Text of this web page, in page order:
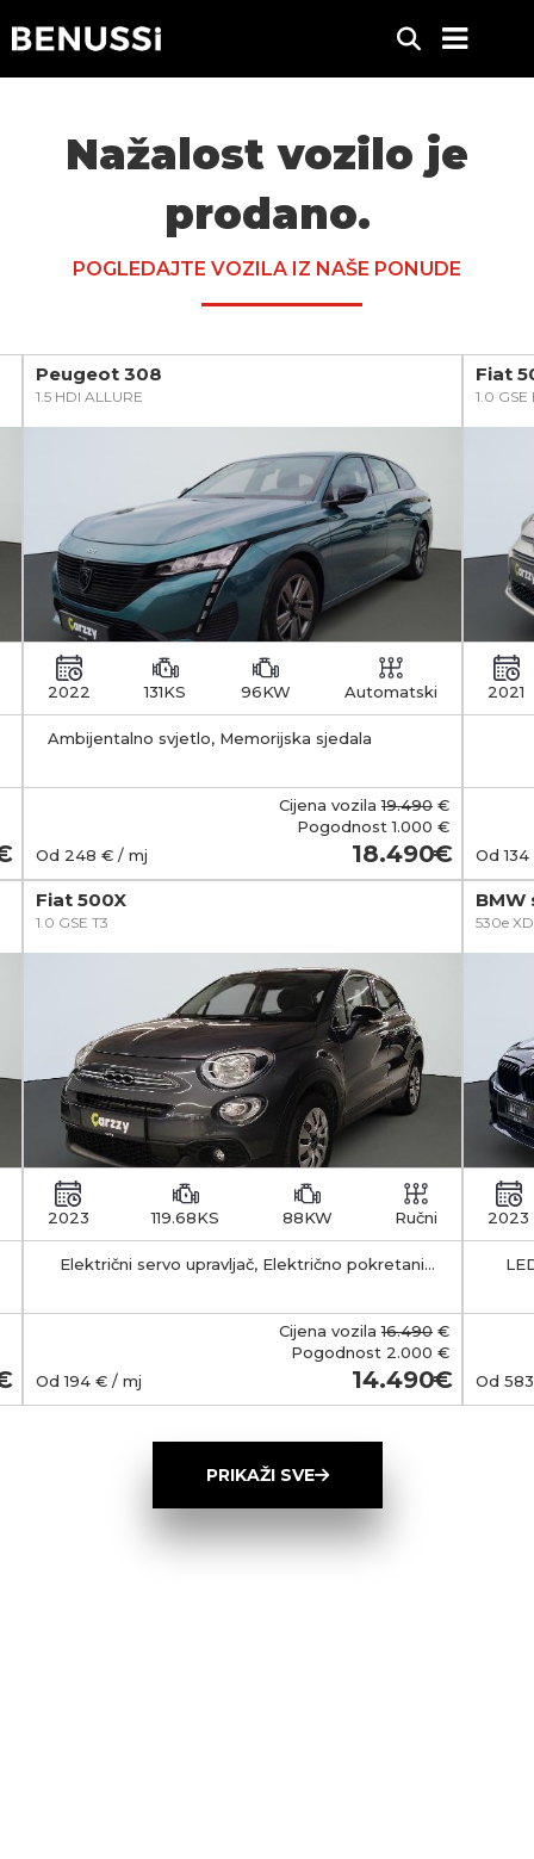
Nažalost vozilo je
prodano.
POGLEDAJTE VOZILA IZ NAŠE PONUDE
Peugeot 308
1.5 HDI ALLURE
2022 131KS 96KW Automatski
Ambijentalno svjetlo, Memorijska sjedala
Cijena vozila19.490 €
Pogodnost1.000 €
Od 248 € / mj 18.490
Fiat
1.0
2021
Od134
Fiat 500X
1.0 GSE T3
2023 119.68KS 88KW Ručni
Električni servo upravljač, Električno pokretani
Cijena vozila16.490 €
Pogodnost 2.000 €
Od194€ / mj 14.490
BMW
530e
2023
Od 583
PRIKAŽI SVE